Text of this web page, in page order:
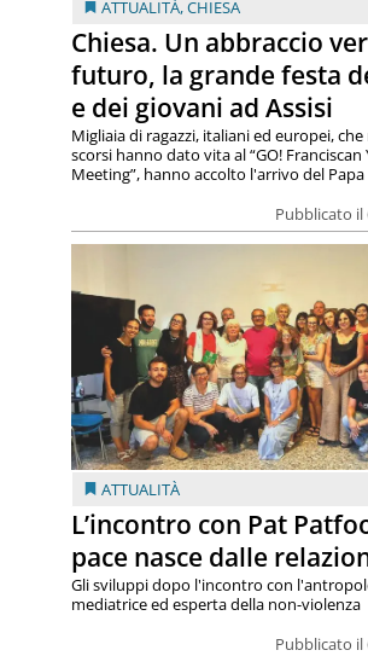
ATTUALITÀ,CHIESA
Chiesa. Un abbraccio
futuro, la grande festa
e dei giovani ad Assisi
Pubblicato il
Migliaia di ragazzi, italiani ed europei,
scorsi hanno dato vita al “GO! Franciscan
Meeting”, hanno accolto l'arrivo del Papa
ATTUALITÀ
L’incontro con Pat
pace nasce dalle
Pubblicato il
Gli sviluppi dopo l'incontro con
mediatrice ed esperta della non-violenza